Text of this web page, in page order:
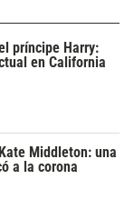
príncipe Harry:
en California
Middleton: una
a la corona